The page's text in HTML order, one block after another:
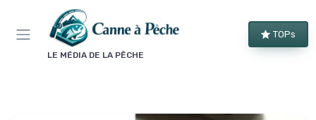
LE MÉDIA DE LA PÊCHE
TOPs
Panneau de gestion des cookies